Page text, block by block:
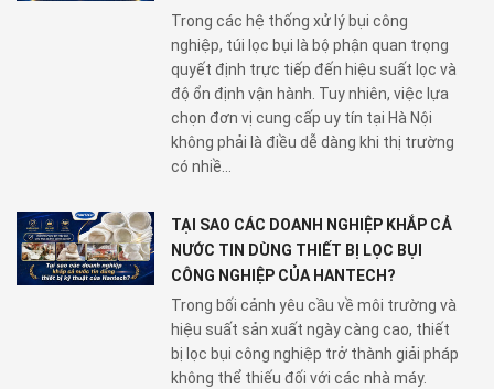
Trong các hệ thống xử lý bụi công
nghiệp, túi lọc bụi là bộ phận quan trọng
quyết định trực tiếp đến hiệu suất lọc và
độ ổn định vận hành. Tuy nhiên, việc lựa
chọn đơn vị cung cấp uy tín tại Hà Nội
không phải là điều dễ dàng khi thị trường
có nhiề...
TẠI SAO CÁC DOANH NGHIỆP KHẮP CẢ
NƯỚC TIN DÙNG THIẾT BỊ LỌC BỤI
CÔNG NGHIỆP CỦA HANTECH?
Trong bối cảnh yêu cầu về môi trường và
hiệu suất sản xuất ngày càng cao, thiết
bị lọc bụi công nghiệp trở thành giải pháp
không thể thiếu đối với các nhà máy.